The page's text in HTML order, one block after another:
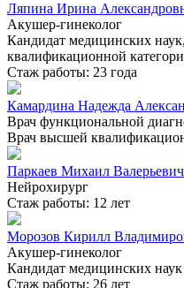
Ляпина Ирина
Акушер-гинеколог
Кандидат медицинских
квалификационной
Стаж работы: 23 года
Камардина Надежда
Врач функциональной
Врач высшей
Паркаев Михаил Валерьевич
Нейрохирург
Стаж работы: 12 лет
Морозов Кирилл
Акушер-гинеколог
Кандидат медицинских наук
Стаж работы: 26 лет